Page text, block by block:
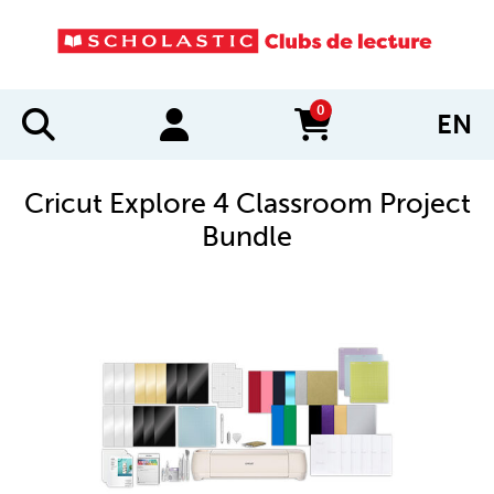
0
items in cart EN
Cricut Explore 4 Classroom Project
Bundle